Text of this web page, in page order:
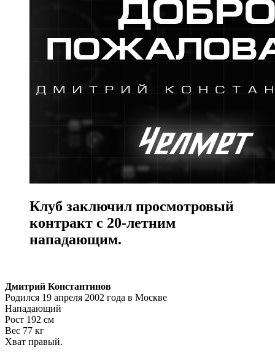
Клуб заключил просмотровый
контракт с 20-летним
нападающим.
Дмитрий Константинов
Родился 19 апреля 2002 года в Москве
Нападающий
Рост 192 см
Вес 77 кг
Хват правый.